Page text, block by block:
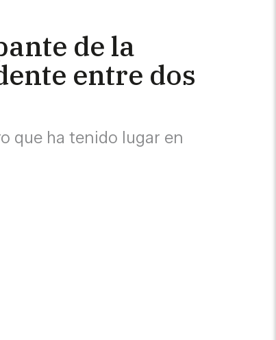
de la
entre dos
que ha tenido lugar en